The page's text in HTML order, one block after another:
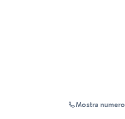
Mostra numero